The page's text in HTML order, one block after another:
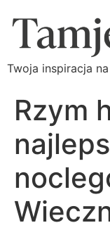
Twoja inspiracja
Rzym